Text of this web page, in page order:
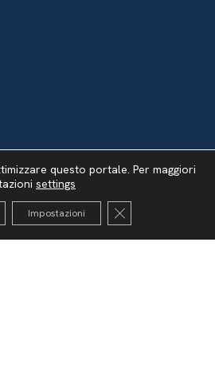
questo portale. Per maggiori
settings
Impostazioni Close GDPR